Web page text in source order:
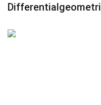
Differentialgeometri